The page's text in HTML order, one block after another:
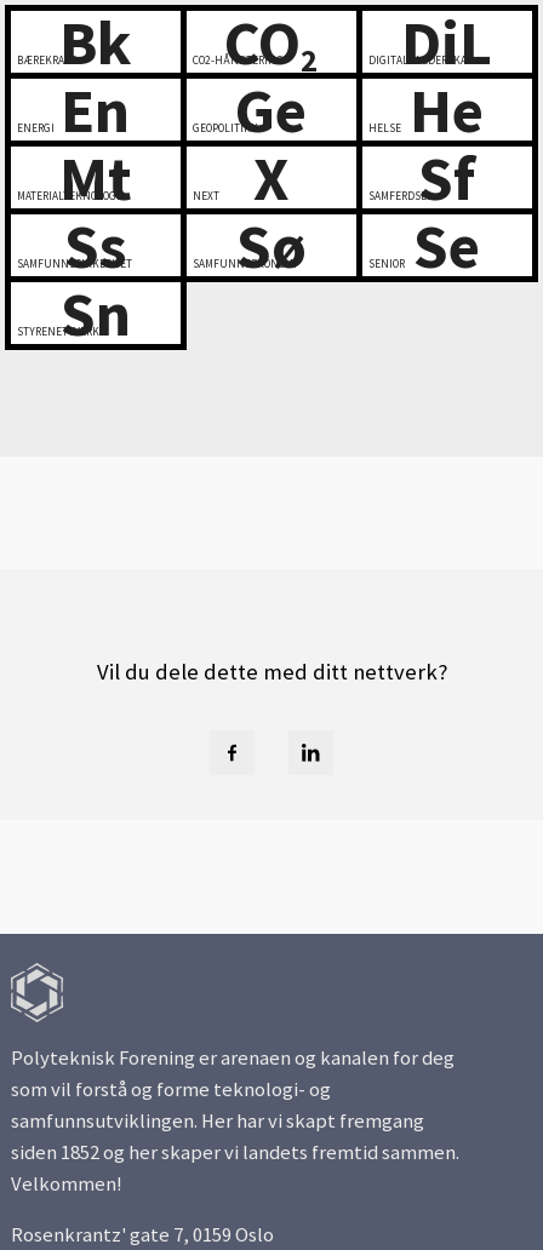
Bk
BÆREKRAFT CO2
CO2-HÅNDTERING DiL
DIGITALT LEDERSKAP
En
ENERGI Ge
GEOPOLITIKK He
HELSE
Mt
MATERIALTEKNOLOGI X
NEXT Sf
SAMFERDSEL
Ss
SAMFUNNSSIKKERHET Sø
SAMFUNNSØKONOMI Se
SENIOR
Sn
STYRENETTVERK
Vil du dele dette med ditt nettverk?
Polyteknisk Forening er arenaen og kanalen for deg
som vil forstå og forme teknologi- og
samfunnsutviklingen. Her har vi skapt fremgang
siden 1852 og her skaper vi landets fremtid sammen.
Velkommen!
Rosenkrantz' gate 7, 0159 Oslo